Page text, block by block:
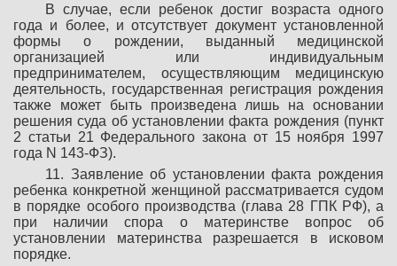
В случае, если ребенок достиг возраста одного
года и более, и отсутствует документ установленной
формы о рождении, выданный медицинской
организацией или индивидуальным
предпринимателем, осуществляющим медицинскую
деятельность, государственная регистрация рождения
также может быть произведена лишь на основании
решения суда об установлении факта рождения (пункт
2 статьи 21 Федерального закона от 15 ноября 1997
года N 143-ФЗ).
11. Заявление об установлении факта рождения
ребенка конкретной женщиной рассматривается судом
в порядке особого производства (глава 28 ГПК РФ), а
при наличии спора о материнстве вопрос об
установлении материнства разрешается в исковом
порядке.